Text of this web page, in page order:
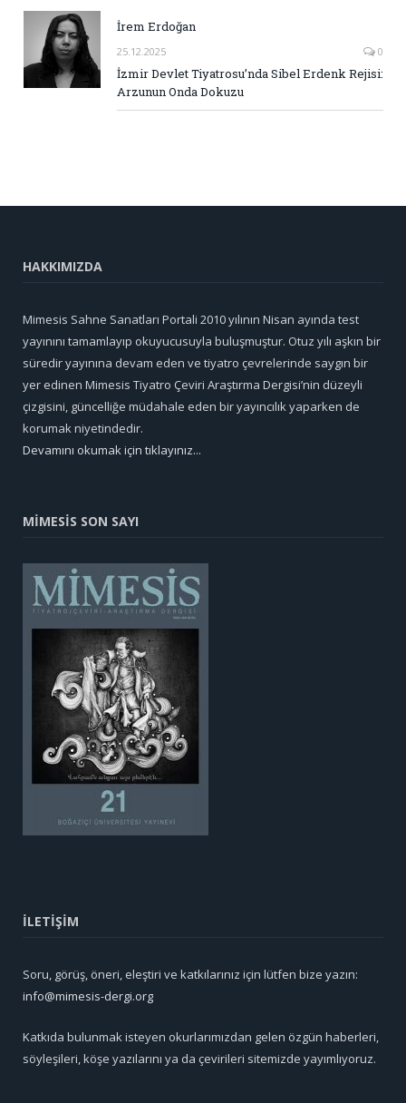
İrem Erdoğan
25.12.2025 0
İzmir Devlet Tiyatrosu’nda Sibel Erdenk Rejisi:
Arzunun Onda Dokuzu
HAKKIMIZDA
Mimesis Sahne Sanatları Portali 2010 yılının Nisan ayında test
yayınını tamamlayıp okuyucusuyla buluşmuştur. Otuz yılı aşkın bir
süredir yayınına devam eden ve tiyatro çevrelerinde saygın bir
yer edinen Mimesis Tiyatro Çeviri Araştırma Dergisi’nin düzeyli
çizgisini, güncelliğe müdahale eden bir yayıncılık yaparken de
korumak niyetindedir.
Devamını okumak için tıklayınız...
MİMESİS SON SAYI
İLETİŞİM
Soru, görüş, öneri, eleştiri ve katkılarınız için lütfen bize yazın:
info@mimesis-dergi.org
Katkıda bulunmak isteyen okurlarımızdan gelen özgün haberleri,
söyleşileri, köşe yazılarını ya da çevirileri sitemizde yayımlıyoruz.